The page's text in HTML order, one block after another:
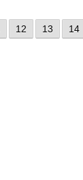
12 13 14